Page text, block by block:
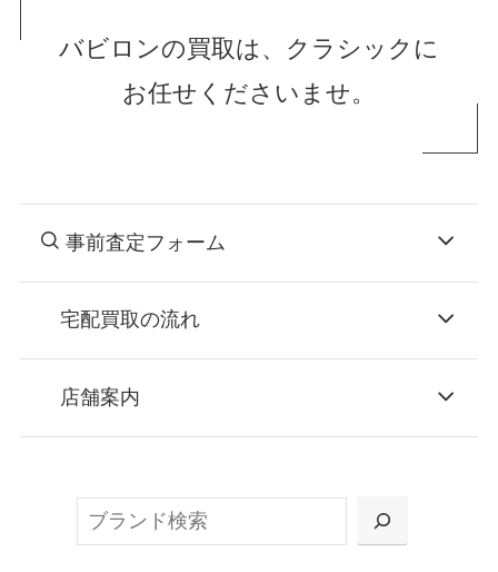
バビロンの買取は、クラシックに
お任せくださいませ。
事前査定フォーム
宅配買取の流れ
お申込み
または梱包材不要の「集荷申込」からお選び
店舗案内